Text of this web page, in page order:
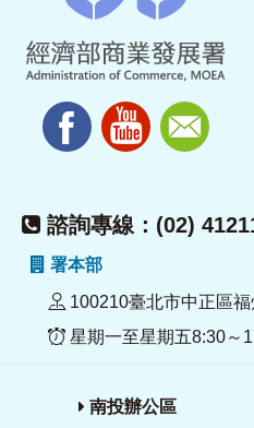
諮詢專線：(02)
署本部
100210臺北市中正區
星期一至星期五8:30～
南投辦公區